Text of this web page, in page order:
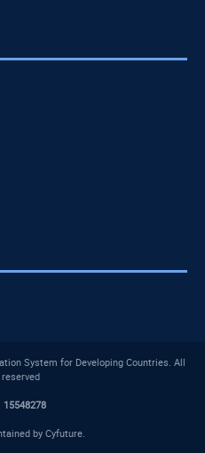
System for Developing Countries. All
15548278
by Cyfuture.